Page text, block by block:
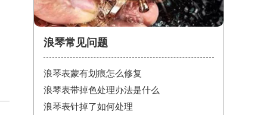
浪琴常见问题
浪琴表蒙有划痕怎么修复
浪琴表带掉色处理办法是什么
浪琴表针掉了如何处理